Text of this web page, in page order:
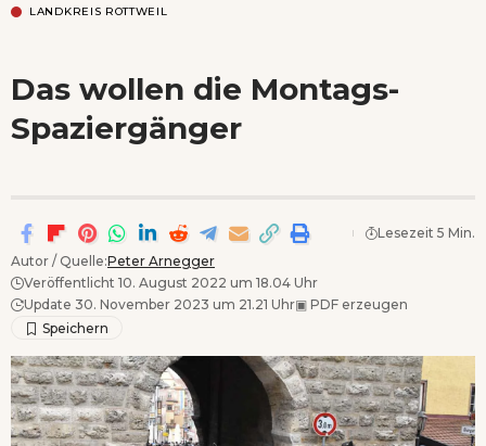
LANDKREIS ROTTWEIL
Das wollen die Montags-
Spaziergänger
Autor / Quelle:Peter Arnegger
Veröffentlicht 10. August 2022 um 18.04 Uhr
Update 30. November 2023 um 21.21 Uhr▣ PDF erzeugen
Lesezeit 5 Min.